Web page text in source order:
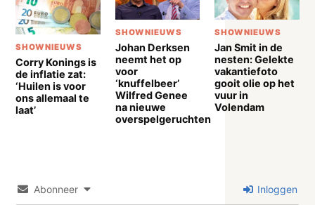
SHOWNIEUWS
Corry Konings is
de inflatie zat:
‘Huilen is voor
ons allemaal te
laat’
SHOWNIEUWS
Johan Derksen
neemt het op
voor
‘knuffelbeer’
Wilfred Genee
na nieuwe
overspelgeruchten
SHOWNIEUWS
Jan Smit in de
nesten: Gelekte
vakantiefoto
gooit olie op het
vuur in
Volendam
Abonneer Inloggen